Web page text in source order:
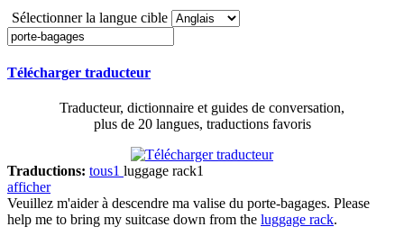
Sélectionner la langue cible
Télécharger traducteur
Traducteur, dictionnaire et guides de conversation,
plus de 20 langues, traductions favoris
Traductions: tous1 luggage rack1
afficher
Veuillez m'aider à descendre ma valise du porte-bagages. Please
help me to bring my suitcase down from the luggage rack.